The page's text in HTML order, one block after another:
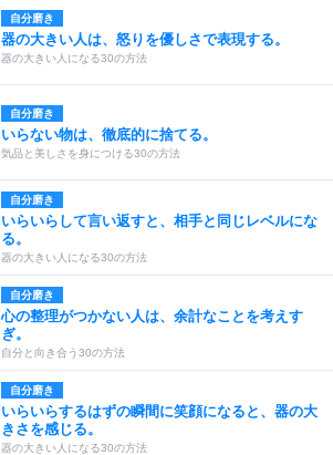
自分磨き
器の大きい人は、怒りを優しさで表現する。
器の大きい人になる30の方法
自分磨き
いらない物は、徹底的に捨てる。
気品と美しさを身につける30の方法
自分磨き
いらいらして言い返すと、相手と同じレベルにな
る。
器の大きい人になる30の方法
自分磨き
心の整理がつかない人は、余計なことを考えす
ぎ。
自分と向き合う30の方法
自分磨き
いらいらするはずの瞬間に笑顔になると、器の大
きさを感じる。
器の大きい人になる30の方法